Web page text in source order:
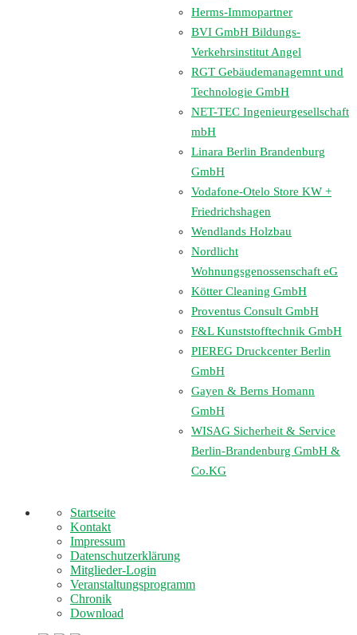
Herms-Immopartner
BVI GmbH Bildungs-
Verkehrsinstitut Angel
RGT Gebäudemanagemnt und
Technologie GmbH
NET-TEC Ingenieurgesellschaft
mbH
Linara Berlin Brandenburg
GmbH
Vodafone-Otelo Store KW +
Friedrichshagen
Wendlands Holzbau
Nordlicht
Wohnungsgenossenschaft eG
Kötter Cleaning GmbH
Proventus Consult GmbH
F&L Kunststofftechnik GmbH
PIEREG Druckcenter Berlin
GmbH
Gayen & Berns Homann
GmbH
WISAG Sicherheit & Service
Berlin-Brandenburg GmbH &
Co.KG
Startseite
Kontakt
Impressum
Datenschutzerklärung
Mitglieder-Login
Veranstaltungsprogramm
Chronik
Download